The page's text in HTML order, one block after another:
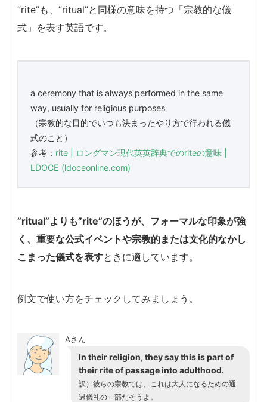
”rite”も、”ritual”と同様の意味を持つ「宗教的な儀
式」を表す英語です。
a ceremony that is always performed in the same
way, usually for religious purposes
（宗教的な目的でいつも決まったやり方で行われる儀
式のこと）
参考： rite | ロングマン現代英英辞典でのriteの意味 |
LDOCE (ldoceonline.com)
”ritual”よりも”rite”のほうが、フォーマルな印象が強
く、重要な公式イベントや宗教的または文化的なかし
こまった儀式を表すときに適しています。
例文で使い方をチェックしてみましょう。
Aさん
In their religion, they say this is part of
their rite of passage into adulthood.
訳）彼らの宗教では、これは大人になるための通
過儀礼の一部だそうよ。